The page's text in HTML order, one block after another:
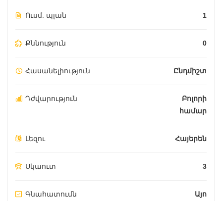
Ուսմ. պլան 1
Քննություն 0
Հասանելիություն Ընդմիշտ
Դժվարություն
Բոլորի
համար
Լեզու Հայերեն
Սկաուտ 3
Գնահատումն Այո